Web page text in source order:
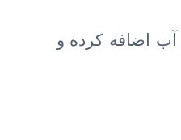
اضافه کرده و